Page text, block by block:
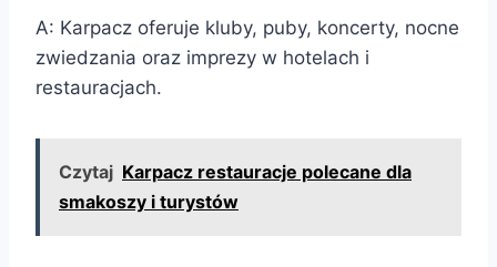
A: Karpacz oferuje kluby, puby, koncerty, nocne
zwiedzania oraz imprezy w hotelach i
restauracjach.
Czytaj Karpacz restauracje polecane dla
smakoszy i turystów